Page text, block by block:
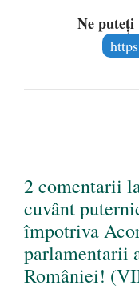
Ne puteți
2 comentarii
cuvânt
împotriva
parlamentarii
României!